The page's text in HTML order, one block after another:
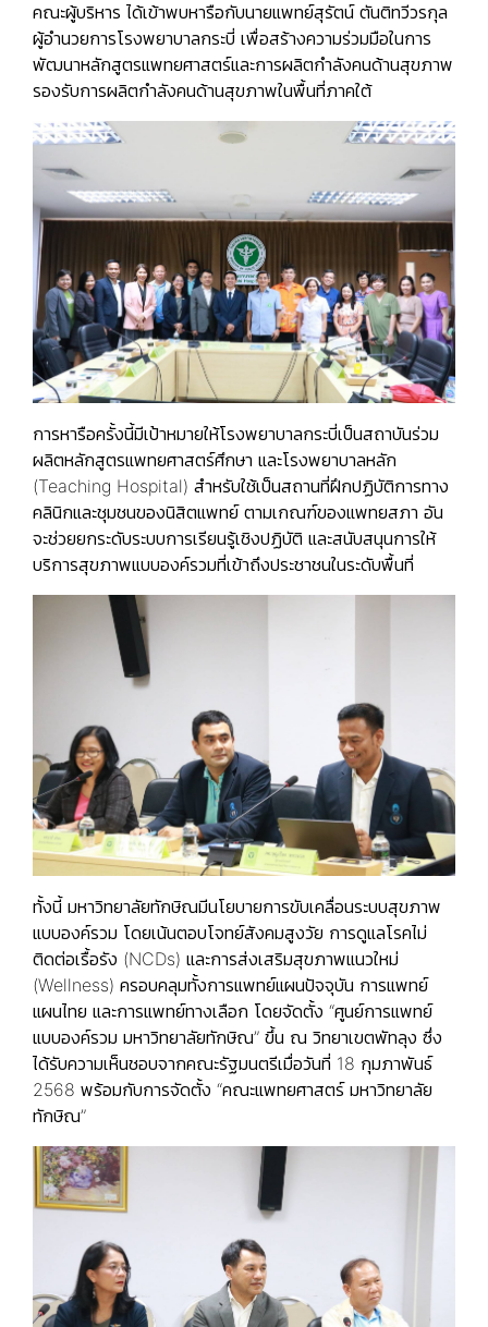
คณะผู้บริหาร ได้เข้าพบหารือกับนายแพทย์สุรัตน์ ตันติทวีวรกุล
ผู้อำนวยการโรงพยาบาลกระบี่ เพื่อสร้างความร่วมมือในการ
พัฒนาหลักสูตรแพทยศาสตร์และการผลิตกำลังคนด้านสุขภาพ
รองรับการผลิตกำลังคนด้านสุขภาพในพื้นที่ภาคใต้
การหารือครั้งนี้มีเป้าหมายให้โรงพยาบาลกระบี่เป็นสถาบันร่วม
ผลิตหลักสูตรแพทยศาสตร์ศึกษา และโรงพยาบาลหลัก
(Teaching Hospital) สำหรับใช้เป็นสถานที่ฝึกปฏิบัติการทาง
คลินิกและชุมชนของนิสิตแพทย์ ตามเกณฑ์ของแพทยสภา อัน
จะช่วยยกระดับระบบการเรียนรู้เชิงปฏิบัติ และสนับสนุนการให้
บริการสุขภาพแบบองค์รวมที่เข้าถึงประชาชนในระดับพื้นที่
ทั้งนี้ มหาวิทยาลัยทักษิณมีนโยบายการขับเคลื่อนระบบสุขภาพ
แบบองค์รวม โดยเน้นตอบโจทย์สังคมสูงวัย การดูแลโรคไม่
ติดต่อเรื้อรัง (NCDs) และการส่งเสริมสุขภาพแนวใหม่
(Wellness) ครอบคลุมทั้งการแพทย์แผนปัจจุบัน การแพทย์
แผนไทย และการแพทย์ทางเลือก โดยจัดตั้ง “ศูนย์การแพทย์
แบบองค์รวม มหาวิทยาลัยทักษิณ” ขึ้น ณ วิทยาเขตพัทลุง ซึ่ง
ได้รับความเห็นชอบจากคณะรัฐมนตรีเมื่อวันที่ 18 กุมภาพันธ์
2568 พร้อมกับการจัดตั้ง “คณะแพทยศาสตร์ มหาวิทยาลัย
ทักษิณ”